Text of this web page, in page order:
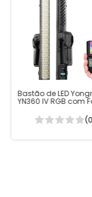
Bastão de LED
YN360 IV RGB com